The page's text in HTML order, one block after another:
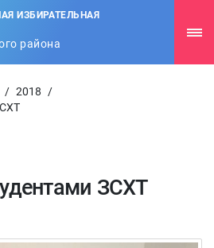
ИЗБИРАТЕЛЬНАЯ
района
/ 2018
/
ЗСХТ